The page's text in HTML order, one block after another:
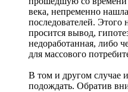
века, непременно
последователей. Этого
просится вывод,
недоработанная, либо
для массового
В том и другом случае
подождать. Обратив